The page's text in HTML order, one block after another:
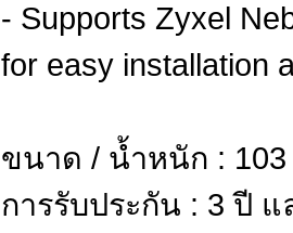
- Supports Zyxel
for easy installation
ขนาด / น้ำหนัก : 103
การรับประกัน : 3 ปี แ